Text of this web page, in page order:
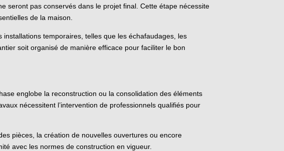
seront pas conservés dans le projet final. Cette étape nécessite
de la maison.
temporaires, telles que les échafaudages, les
soit organisé de manière efficace pour faciliter le bon
englobe la reconstruction ou la consolidation des éléments
nécessitent l’intervention de professionnels qualifiés pour
pièces, la création de nouvelles ouvertures ou encore
avec les normes de construction en vigueur.